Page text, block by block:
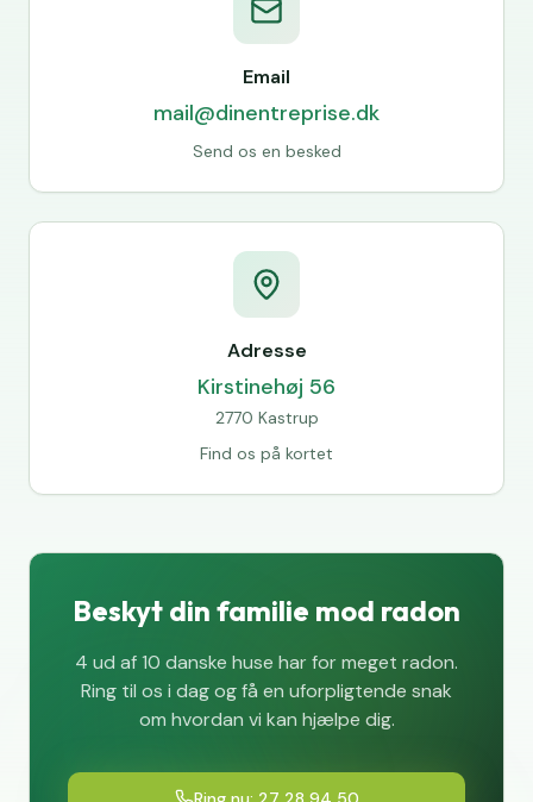
Email
mail@dinentreprise.dk
Send os en besked
Adresse
Kirstinehøj 56
2770 Kastrup
Find os på kortet
Beskyt din familie mod radon
4 ud af 10 danske huse har for meget radon.
Ring til os i dag og få en uforpligtende snak
om hvordan vi kan hjælpe dig.